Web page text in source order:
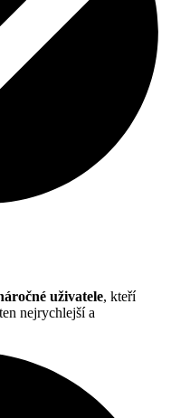
uživatele, kteří
nejrychlejší a